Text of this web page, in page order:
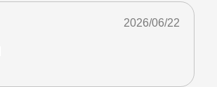
2026/06/22